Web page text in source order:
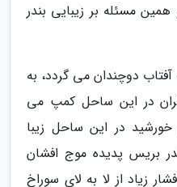
مسئله بر زیبایی بندر
دوچندان می گردد، به
در این ساحل کمپ می
در این ساحل زیبا
بریس پدیده موج افشان
زیاد از لا به لای سوراخ